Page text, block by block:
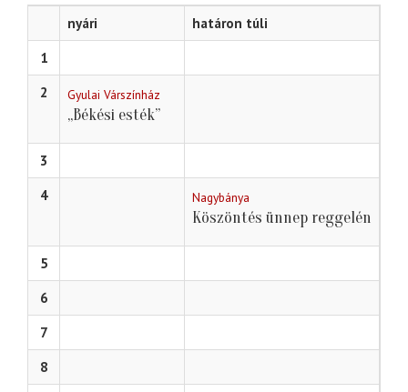
nyári
határon túli
1
2
Gyulai Várszínház
„Békési esték”
3
4
Nagybánya
Köszöntés ünnep reggelén
5
6
7
8